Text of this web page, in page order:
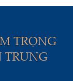
Luật sư
TRỌNG
TRUNG